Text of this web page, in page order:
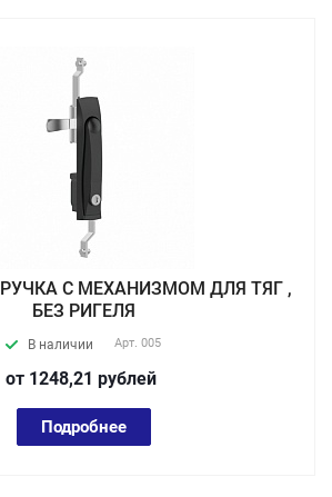
С МЕХАНИЗМОМ ДЛЯ ТЯГ ,
БЕЗ РИГЕЛЯ
В наличии Арт. 005
от 1248,21 рублей
Подробнее